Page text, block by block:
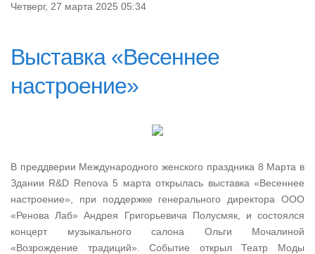
Четверг, 27 марта 2025 05:34
Выставка «Весеннее
настроение»
В преддверии Международного женского праздника 8 Марта в
Здании R&D Renova 5 марта открылась выставка «Весеннее
настроение», при поддержке генерального директора ООО
«Ренова Лаб» Андрея Григорьевича Полусмяк, и состоялся
концерт музыкального салона Ольги Мочалиной
«Возрождение традиций». Событие открыл Театр Моды